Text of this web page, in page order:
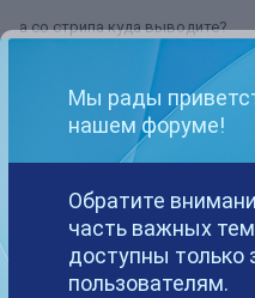
а со стрипа куда выводите?
ZlayaSobaka
Опубликовано24
В 24.02.2022 в 21:02,
Биток в РФ хотят под
Мы рады
нашем форуме!
Обратите
часть важных
доступны только
пользователям.